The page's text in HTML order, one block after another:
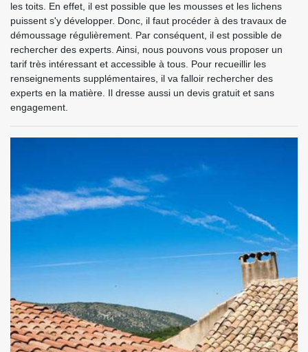
les toits. En effet, il est possible que les mousses et les lichens
puissent s'y développer. Donc, il faut procéder à des travaux de
démoussage régulièrement. Par conséquent, il est possible de
rechercher des experts. Ainsi, nous pouvons vous proposer un
tarif très intéressant et accessible à tous. Pour recueillir les
renseignements supplémentaires, il va falloir rechercher des
experts en la matière. Il dresse aussi un devis gratuit et sans
engagement.